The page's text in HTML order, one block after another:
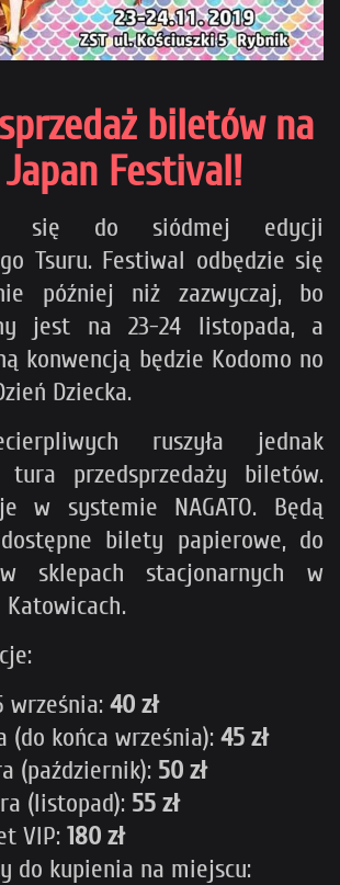
biletów na
Festival!
się do siódmej edycji
Tsuru. Festiwal odbędzie się
później niż zazwyczaj, bo
jest na 23-24 listopada, a
konwencją będzie Kodomo no
Dziecka.
ruszyła jednak
tura przedsprzedaży biletów.
w systemie NAGATO. Będą
bilety papierowe, do
sklepach stacjonarnych w
września: 40 zł
(do końca września): 45 zł
(październik): 50 zł
(listopad): 55 zł
VIP: 180 zł
do kupienia na miejscu: